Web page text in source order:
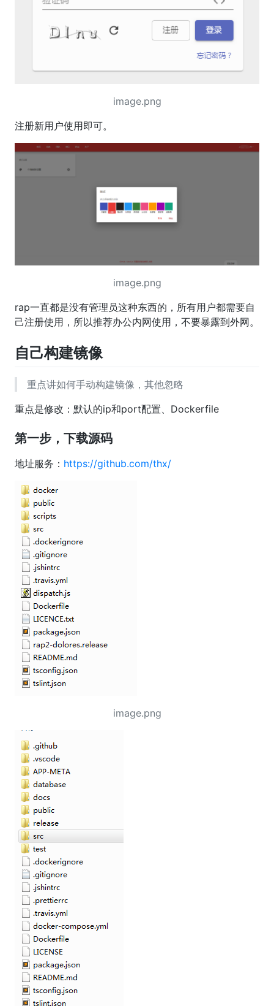
image.png
注册新用户使用即可。
image.png
rap一直都是没有管理员这种东西的，所有用户都需要自
己注册使用，所以推荐办公内网使用，不要暴露到外网。
自己构建镜像
重点讲如何手动构建镜像，其他忽略
重点是修改：默认的ip和port配置、Dockerfile
第一步，下载源码
地址服务： https://github.com/thx/
image.png